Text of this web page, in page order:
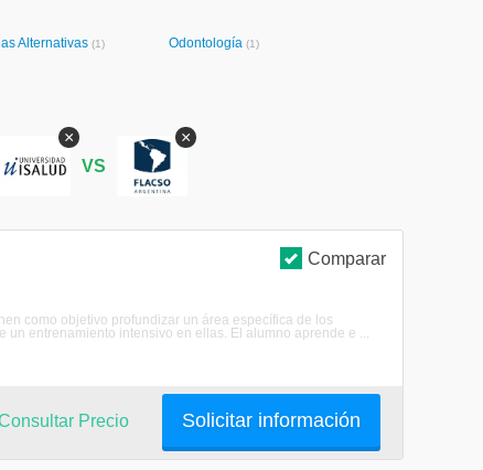
Alternativas (1) Odontología (1)
×
VS
×
Comparar
como objetivo profundizar un área específica de los
entrenamiento intensivo en ellas. El alumno aprende e ...
Solicitar información
Precio